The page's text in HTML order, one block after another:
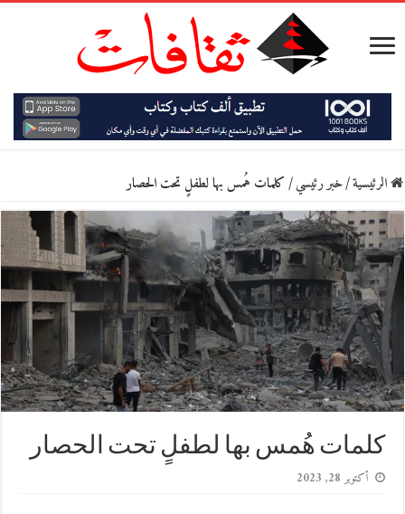
الرئيسية/خبر رئيسي/كلمات هُمس بها لطفلٍ تحت الحصار
كلمات هُمس بها لطفلٍ تحت الحصار
أكتوبر 28, 2023